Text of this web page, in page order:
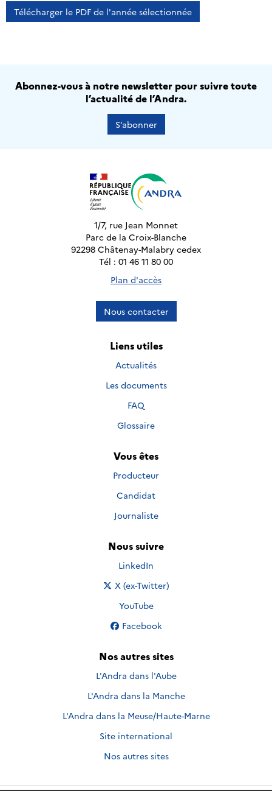
Télécharger le PDF de l'année sélectionnée
Abonnez-vous à notre newsletter pour suivre toute
l’actualité de l’Andra.
S’abonner
1/7, rue Jean Monnet
Parc de la Croix-Blanche
92298 Châtenay-Malabry cedex
Tél : 01 46 11 80 00
Plan d'accès
Nous contacter
Liens utiles
Actualités
Les documents
FAQ
Glossaire
Vous êtes
Producteur
Candidat
Journaliste
Nous suivre
Nous suivre sur
LinkedIn
Nous suivre sur
X (ex-Twitter)
Nous suivre sur
YouTube
Nous suivre sur
Facebook
Nos autres sites
L'Andra dans l'Aube
L'Andra dans la Manche
L'Andra dans la Meuse/Haute-Marne
Site international
Nos autres sites